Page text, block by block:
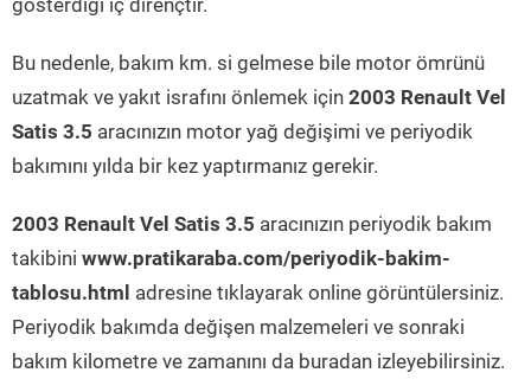
gösterdiği iç dirençtir.
Bu nedenle, bakım km. si gelmese bile motor ömrünü
uzatmak ve yakıt israfını önlemek için 2003 Renault Vel
Satis 3.5 aracınızın motor yağ değişimi ve periyodik
bakımını yılda bir kez yaptırmanız gerekir.
2003 Renault Vel Satis 3.5 aracınızın periyodik bakım
takibini www.pratikaraba.com/periyodik-bakim-
tablosu.html adresine tıklayarak online görüntülersiniz.
Periyodik bakımda değişen malzemeleri ve sonraki
bakım kilometre ve zamanını da buradan izleyebilirsiniz.